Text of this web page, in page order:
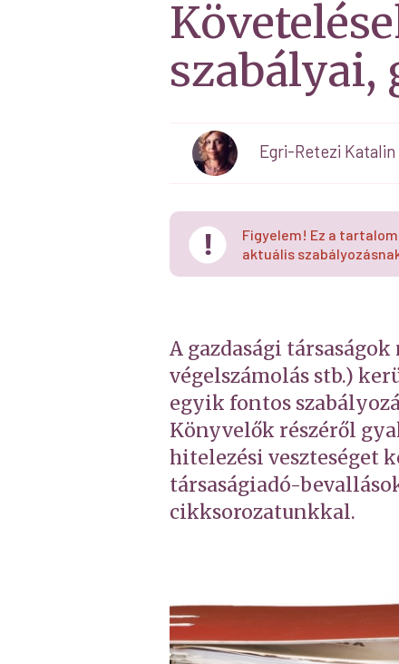
szabályai,
Egri-Retezi Katalin
Figyelem! Ez a
aktuális
A gazdasági
végelszámolás stb.)
egyik fontos
Könyvelők részéről
hitelezési veszteséget
társaságiadó-
cikksorozatunkkal.